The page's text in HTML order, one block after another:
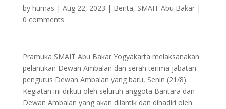
by humas | Aug 22, 2023 | Berita, SMAIT Abu Bakar|
0 comments
Pramuka SMAIT Abu Bakar Yogyakarta melaksanakan
pelantikan Dewan Ambalan dan serah terima jabatan
pengurus Dewan Ambalan yang baru, Senin (21/8).
Kegiatan ini diikuti oleh seluruh anggota Bantara dan
Dewan Ambalan yang akan dilantik dan dihadiri oleh